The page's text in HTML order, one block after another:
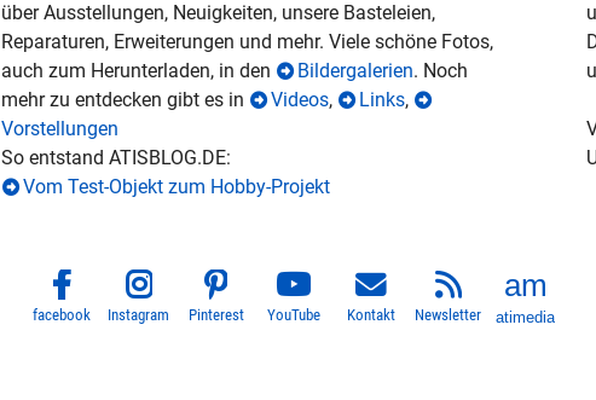
über Ausstellungen, Neuigkeiten, unsere Basteleien,
Reparaturen, Erweiterungen und mehr. Viele schöne Fotos,
auch zum Herunterladen, in den
Bildergalerien. Noch
mehr zu entdecken gibt es in
Videos, Links,
Vorstellungen
So entstand ATISBLOG.DE:
Vom Test-Objekt zum Hobby-Projekt
facebook Instagram Pinterest YouTube Kontakt Newsletter atimedia